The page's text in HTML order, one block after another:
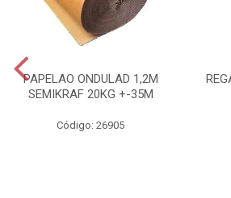
PAPELAO ONDULAD 1,2M
SEMIKRAF 20KG +-35M
Código: 26905